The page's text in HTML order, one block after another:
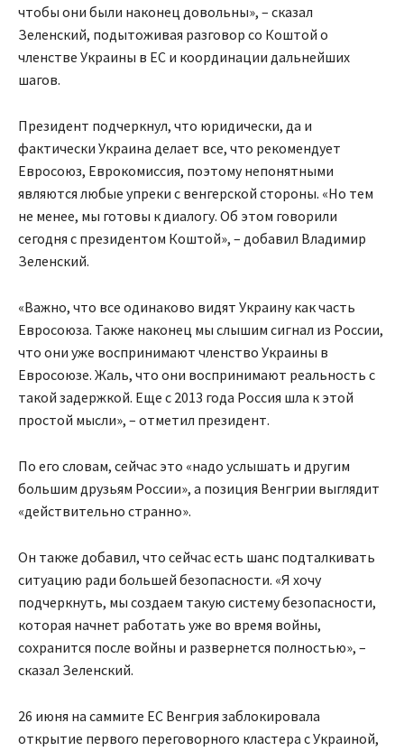
чтобы они были наконец довольны», – сказал
Зеленский, подытоживая разговор со Коштой о
членстве Украины в ЕС и координации дальнейших
шагов.
Президент подчеркнул, что юридически, да и
фактически Украина делает все, что рекомендует
Евросоюз, Еврокомиссия, поэтому непонятными
являются любые упреки с венгерской стороны. «Но тем
не менее, мы готовы к диалогу. Об этом говорили
сегодня с президентом Коштой», – добавил Владимир
Зеленский.
«Важно, что все одинаково видят Украину как часть
Евросоюза. Также наконец мы слышим сигнал из России,
что они уже воспринимают членство Украины в
Евросоюзе. Жаль, что они воспринимают реальность с
такой задержкой. Еще с 2013 года Россия шла к этой
простой мысли», – отметил президент.
По его словам, сейчас это «надо услышать и другим
большим друзьям России», а позиция Венгрии выглядит
«действительно странно».
Он также добавил, что сейчас есть шанс подталкивать
ситуацию ради большей безопасности. «Я хочу
подчеркнуть, мы создаем такую систему безопасности,
которая начнет работать уже во время войны,
сохранится после войны и развернется полностью», –
сказал Зеленский.
26 июня на саммите ЕС Венгрия заблокировала
открытие первого переговорного кластера с Украиной,